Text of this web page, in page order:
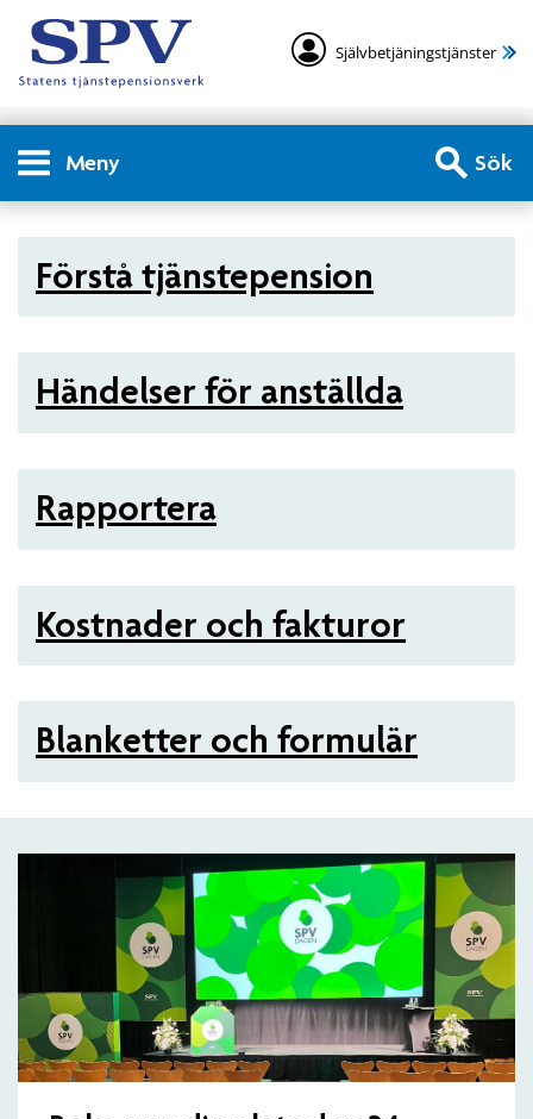
Självbetjäningstjänster
Meny Sök
Arbetsgivare - Statlig
Förstå tjänstepension
Händelser för anställda
Rapportera
Kostnader och fakturor
Blanketter och formulär